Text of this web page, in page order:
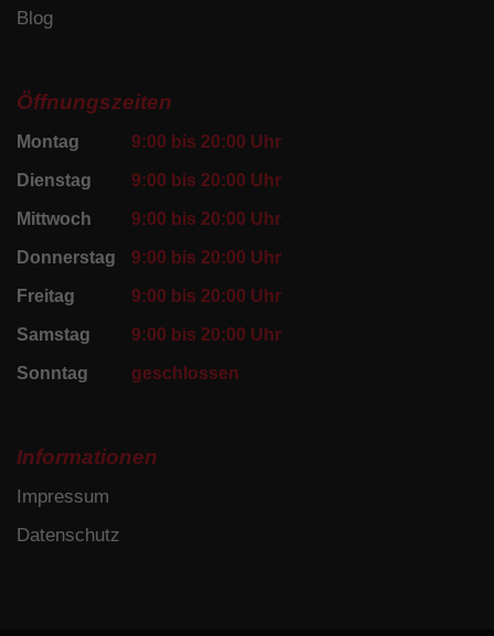
Blog
Öffnungszeiten
Montag 9:00 bis 20:00 Uhr
Dienstag 9:00 bis 20:00 Uhr
Mittwoch 9:00 bis 20:00 Uhr
Donnerstag 9:00 bis 20:00 Uhr
Freitag 9:00 bis 20:00 Uhr
Samstag 9:00 bis 20:00 Uhr
Sonntag geschlossen
Informationen
Impressum
Datenschutz